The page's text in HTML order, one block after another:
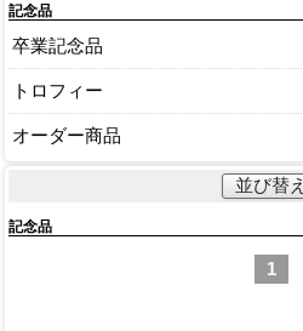
記念品
卒業記念品
トロフィー
オーダー商品
並び替え
記念品
1